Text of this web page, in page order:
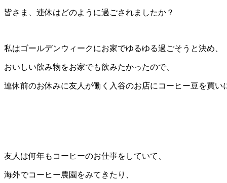
皆さま、連休はどのように過ごされましたか？
私はゴールデンウィークにお家でゆるゆる過ごそうと決め、
おいしい飲み物をお家でも飲みたかったので、
連休前のお休みに友人が働く入谷のお店にコーヒー豆を買い
友人は何年もコーヒーのお仕事をしていて、
海外でコーヒー農園をみてきたり、